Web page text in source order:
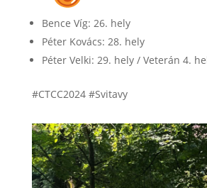
Bence Víg: 26. hely
Péter Kovács: 28. hely
Péter Velki: 29. hely / Veterán 4.
#CTCC2024 #Svitavy